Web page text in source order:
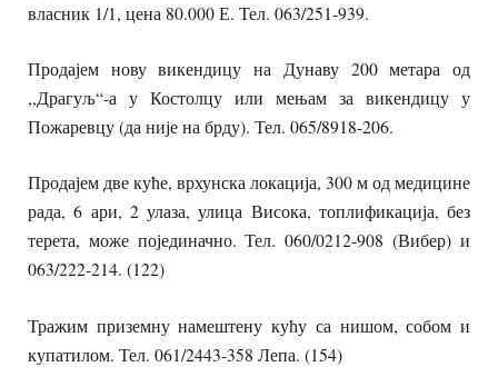
власник 1/1, цена 80.000 Е. Тел. 063/251-939.
Продајем нову викендицу на Дунаву 200 метара од
,,Драгуљ“-а у Костолцу или мењам за викендицу у
Пожаревцу (да није на брду). Тел. 065/8918-206.
Продајем две куће, врхунска локација, 300 м од медицине
рада, 6 ари, 2 улаза, улица Висока, топлификација, без
терета, може појединачно. Тел. 060/0212-908 (Вибер) и
063/222-214. (122)
Тражим приземну намештену кућу са нишом, собом и
купатилом. Тел. 061/2443-358 Лепа. (154)